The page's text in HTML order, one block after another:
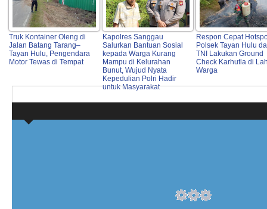
Truk Kontainer Oleng di
Jalan Batang Tarang–
Tayan Hulu, Pengendara
Motor Tewas di Tempat
Kapolres Sanggau
Salurkan Bantuan Sosial
kepada Warga Kurang
Mampu di Kelurahan
Bunut, Wujud Nyata
Kepedulian Polri Hadir
untuk Masyarakat
Respon Cepat
Polsek Tayan Hulu
TNI Lakukan Ground
Check Karhutla di
Warga